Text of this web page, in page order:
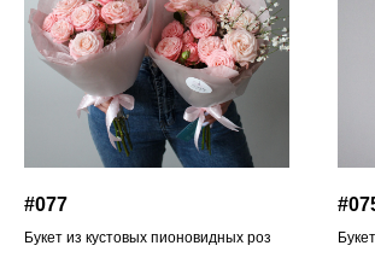
#077
Букет из кустовых пионовидных роз